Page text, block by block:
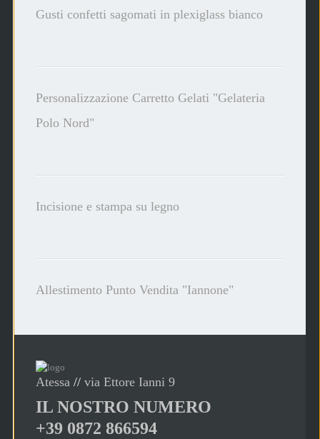
Gusti confetti sagomati in plexiglass bianco
Personalizzazione Carretto Gelati "Gelateria
Polo Nord"
Incisione e stampa su legno
Allestimento Punto Vendita "Iannone"
Atessa // via Ettore Ianni 9
IL NOSTRO NUMERO
+39 0872 866594